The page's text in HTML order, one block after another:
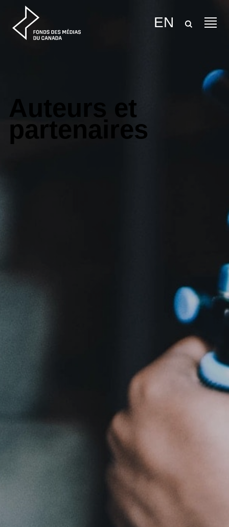
Aller au contenu EN
Auteurs et
partenaires